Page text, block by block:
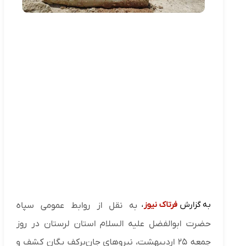
به گزارش فرتاک نیوز ، به نقل از روابط عمومی سپاه
حضرت ابوالفضل علیه السلام استان لرستان در روز
جمعه ۲۵ اردیبهشت، نیروهای جان‌برکف یگان کشف و